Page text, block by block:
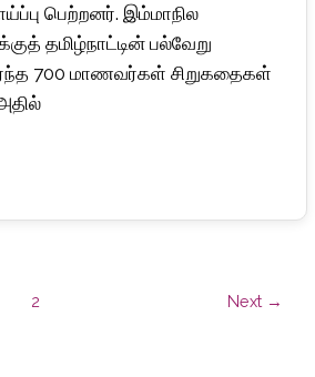
பெற்றனர். இம்மாநில
தமிழ்நாட்டின் பல்வேறு
700 மாணவர்கள் சிறுகதைகள்
2 Next →